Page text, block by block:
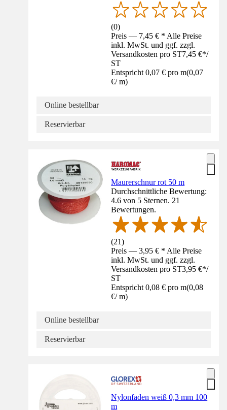
(0)
Preis — 7,45 € * Alle Preise
inkl. MwSt. und ggf. zzgl.
Versandkosten pro ST7,45 €*/
ST
Entspricht 0,07 € pro m(0,07
€/ m)
Online bestellbar
Reservierbar
Maurerschnur rot 50 m
Durchschnittliche Bewertung:
4.6 von 5 Sternen. 21
Bewertungen.
(21)
Preis — 3,95 € * Alle Preise
inkl. MwSt. und ggf. zzgl.
Versandkosten pro ST3,95 €*/
ST
Entspricht 0,08 € pro m(0,08
€/ m)
Online bestellbar
Reservierbar
Nylonfaden weiß 0,3 mm 100
m